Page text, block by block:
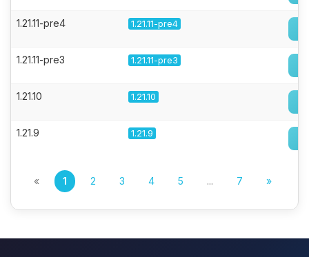
1.21.11-pre4 1.21.11-pre4
1.21.11-pre3 1.21.11-pre3
1.21.10 1.21.10
1.21.9 1.21.9
« 1 2 3 4 5 ... 7 »